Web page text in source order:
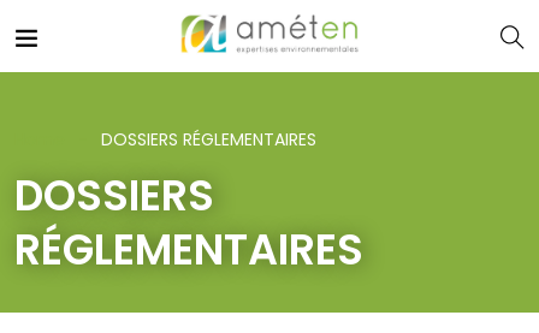
DOSSIERS RÉGLEMENTAIRES
DOSSIERS
RÉGLEMENTAIRES